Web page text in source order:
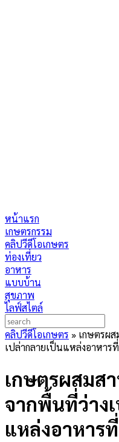
หน้าแรก
เกษตรกรรม
คลิปวีดีโอเกษตร
ท่องเที่ยว
อาหาร
แบบบ้าน
สุขภาพ
ไลฟ์สไตล์
คลิปวีดีโอเกษตร » เกษตรผ
เปล่ากลายเป็นแหล่งอาหา
เกษตรผสมส
จากพื้นที่ว่าง
แหล่งอาหาร